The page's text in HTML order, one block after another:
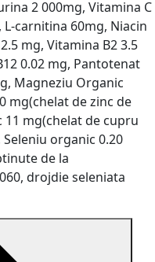
2 000mg, Vitamina C
carnitina 60mg, Niacin
mg, Vitamina B2 3.5
0.02 mg, Pantotenat
Magneziu Organic
mg(chelat de zinc de
mg(chelat de cupru
organic 0.20
de la
drojdie seleniata